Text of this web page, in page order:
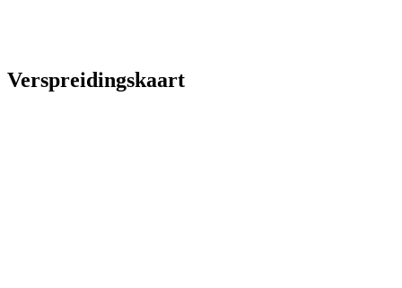
Verspreidingskaart